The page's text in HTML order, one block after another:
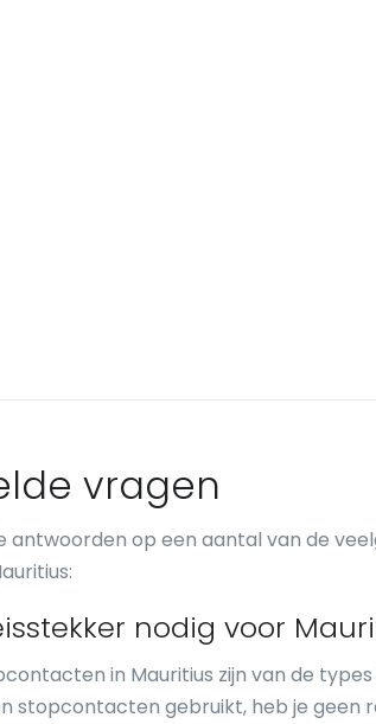
vragen
antwoorden op een aantal van de
nodig voor
in Mauritius zijn van de types
stopcontacten gebruikt, heb je geen